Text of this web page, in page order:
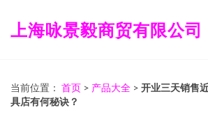
上海咏景毅商贸有限公司
当前位置： 首页 > 产品大全 > 开业三天销售
具店有何秘诀？